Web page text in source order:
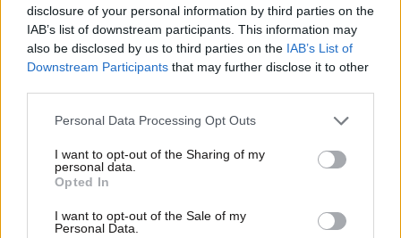
disclosure of your personal information by third parties on the
IAB’s list of downstream participants. This information may
also be disclosed by us to third parties on the IAB’s List of
Downstream Participants that may further disclose it to other
Please note that this website/app uses one or more Google
not limited to your visit or usage behaviour. You may click to
grant or deny consent to Google and its third-party tags to
use your data for below specified purposes in below Google
consent section.
Personal Data Processing Opt Outs
I want to opt-out of the Sharing of my
personal data.
Opted In
I want to opt-out of the Sale of my
Personal Data.
06·08·2026 00:09
Σαν σήμερα 6 Αυγούστου: Πεθαίνει η Ρίτα
Σακελλαρίου, η λαϊκή ντίβα που έκανε τη ζωή